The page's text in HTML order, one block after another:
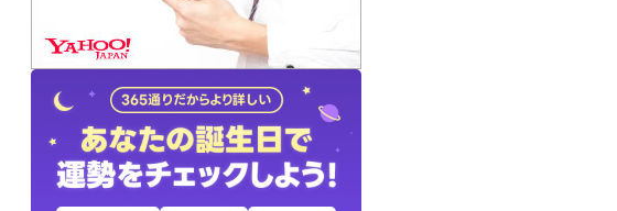
占いの流れ
おすすめの占い師
よくある質問